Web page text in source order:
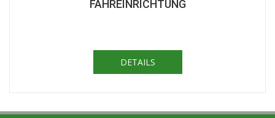
FAHREINRICHTUNG
DETAILS